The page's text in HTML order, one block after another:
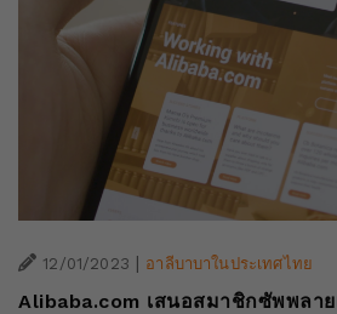
12/01/2023 | อาลีบาบาในประเทศไทย
Alibaba.com เสนอสมาชิกซัพพลา